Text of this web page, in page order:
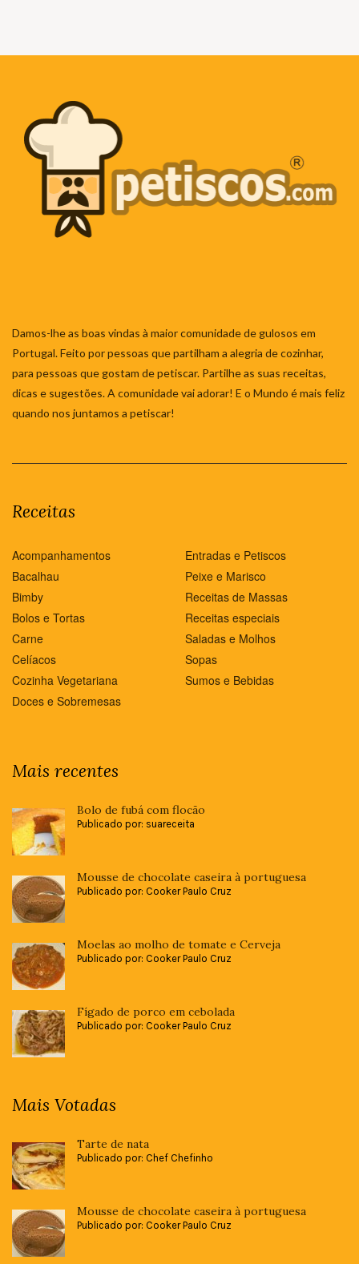
Damos-lhe as boas vindas à maior comunidade de gulosos em
Portugal. Feito por pessoas que partilham a alegria de cozinhar,
para pessoas que gostam de petiscar. Partilhe as suas receitas,
dicas e sugestões. A comunidade vai adorar! E o Mundo é mais feliz
quando nos juntamos a petiscar!
Receitas
Acompanhamentos
Bacalhau
Bimby
Bolos e Tortas
Carne
Celíacos
Cozinha Vegetariana
Doces e Sobremesas
Entradas e Petiscos
Peixe e Marisco
Receitas de Massas
Receitas especiais
Saladas e Molhos
Sopas
Sumos e Bebidas
Mais recentes
Bolo de fubá com flocão
Publicado por: suareceita
Mousse de chocolate caseira à portuguesa
Publicado por: Cooker Paulo Cruz
Moelas ao molho de tomate e Cerveja
Publicado por: Cooker Paulo Cruz
Fígado de porco em cebolada
Publicado por: Cooker Paulo Cruz
Mais Votadas
Tarte de nata
Publicado por: Chef Chefinho
Mousse de chocolate caseira à portuguesa
Publicado por: Cooker Paulo Cruz